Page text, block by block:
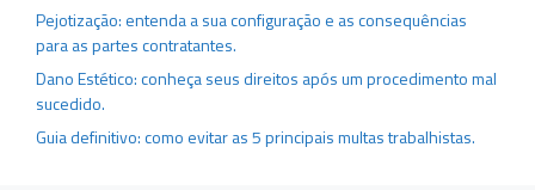
Pejotização: entenda a sua configuração e as consequências
para as partes contratantes.
Dano Estético: conheça seus direitos após um procedimento mal
sucedido.
Guia definitivo: como evitar as 5 principais multas trabalhistas.